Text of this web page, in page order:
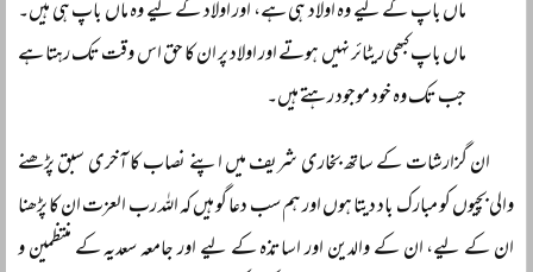
ماں باپ کے لیے وہ اولاد ہی ہے، اور اولاد کے لیے وہ ماں باپ ہی ہیں۔
ماں باپ کبھی ریٹائر نہیں ہوتے اور اولاد پر ان کا حق اس وقت تک رہتا ہے
جب تک وہ خود موجود رہتے ہیں۔
ان گزارشات کے ساتھ بخاری شریف میں اپنے نصاب کا آخری سبق پڑھنے
والی بچیوں کو مبارک باد دیتا ہوں اور ہم سب دعا گو ہیں کہ اللہ رب العزت ان کا پڑھنا
ان کے لیے، ان کے والدین اور اساتذہ کے لیے اور جامعہ سعدیہ کے منتظمین و